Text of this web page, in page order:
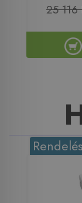
25 116